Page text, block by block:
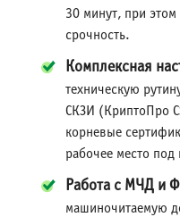
30 минут, при
срочность.
Комплексная
техническую
СКЗИ (КриптоПро
корневые
рабочее место
Работа с МЧД и
машиночитаемую